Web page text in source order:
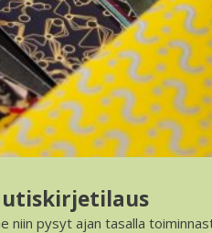
niin pysyt ajan tasalla